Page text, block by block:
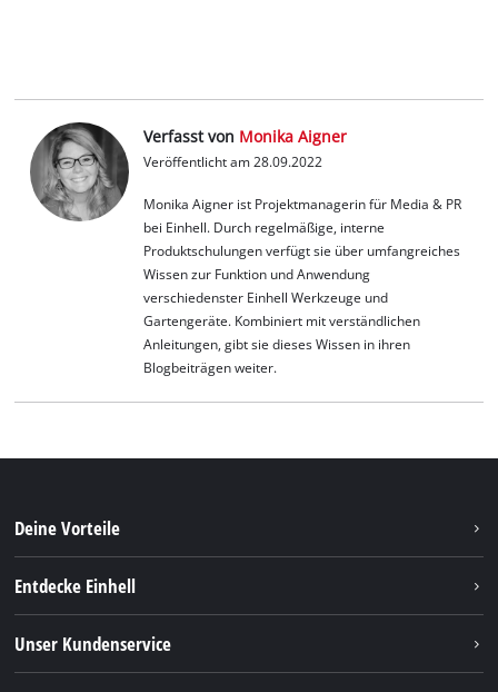
Verfasst von Monika Aigner
Veröffentlicht am 28.09.2022
Monika Aigner ist Projektmanagerin für Media & PR
bei Einhell. Durch regelmäßige, interne
Produktschulungen verfügt sie über umfangreiches
Wissen zur Funktion und Anwendung
verschiedenster Einhell Werkzeuge und
Gartengeräte. Kombiniert mit verständlichen
Anleitungen, gibt sie dieses Wissen in ihren
Blogbeiträgen weiter.
Deine Vorteile
Entdecke Einhell
Unser Kundenservice